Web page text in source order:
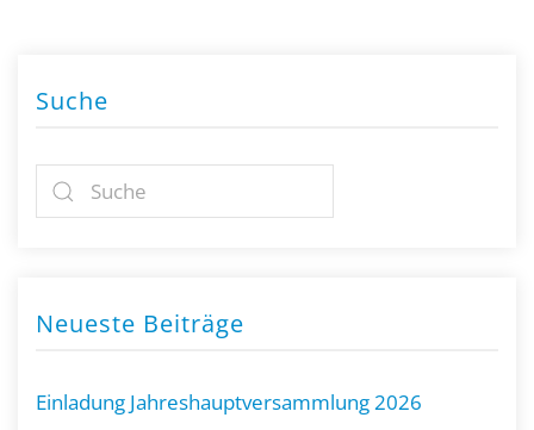
Suche
Neueste Beiträge
Einladung Jahreshauptversammlung 2026